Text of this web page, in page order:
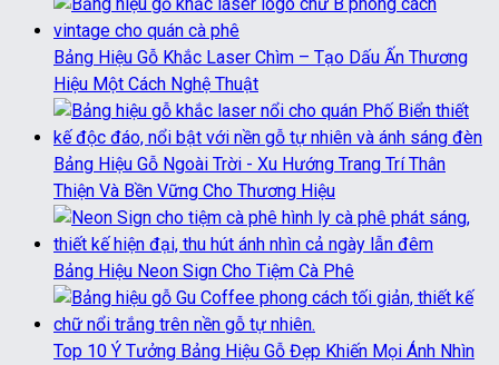
Bảng Hiệu Gỗ Khắc Laser Chìm – Tạo Dấu Ấn Thương
Hiệu Một Cách Nghệ Thuật
Bảng Hiệu Gỗ Ngoài Trời - Xu Hướng Trang Trí Thân
Thiện Và Bền Vững Cho Thương Hiệu
Bảng Hiệu Neon Sign Cho Tiệm Cà Phê
Top 10 Ý Tưởng Bảng Hiệu Gỗ Đẹp Khiến Mọi Ánh Nhìn